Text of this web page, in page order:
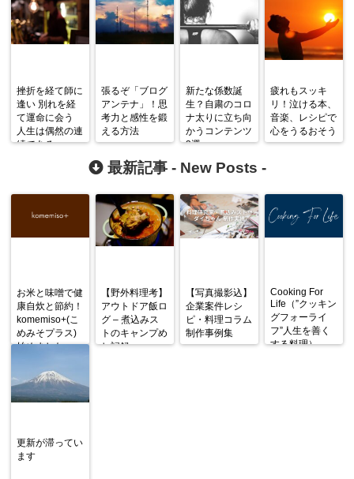
挫折を経て師に
逢い 別れを経
て運命に会う
人生は偶然の連
続である
張るぞ「ブログ
アンテナ」！思
考力と感性を鍛
える方法
新たな係数誕
生？自粛のコロ
ナ太りに立ち向
かうコンテンツ
3選
疲れもスッキ
リ！泣ける本、
音楽、レシピで
心をうるおそう
最新記事 - New Posts -
お米と味噌で健
康自炊と節約！
komemiso+(こ
めみそプラス)
始めました
【野外料理考】
アウトドア飯ロ
グ – 煮込みス
トのキャンプめ
し記録
【写真撮影込】
企業案件レシ
ピ・料理コラム
制作事例集
Cooking For
Life（”クッキン
グフォーライ
フ”人生を善く
する料理）
更新が滞ってい
ます